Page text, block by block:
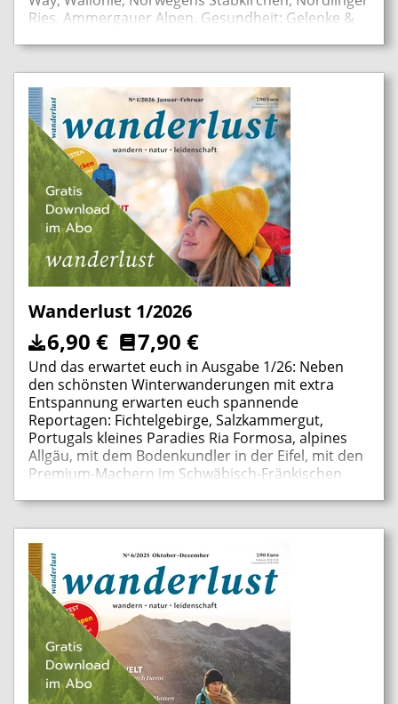
Ries, Ammergauer Alpen. Gesundheit: Gelenke &
Höhenangst überwinden, was ist Nature
Journaling? TEST: Wanderschuhe,
Kompressionssocken, Plus Special: 48 Seiten
Weinwandern u.v.m.
Wanderlust 1/2026
6,90 € 7,90 €
Und das erwartet euch in Ausgabe 1/26: Neben
den schönsten Winterwanderungen mit extra
Entspannung erwarten euch spannende
Reportagen: Fichtelgebirge, Salzkammergut,
Portugals kleines Paradies Ria Formosa, alpines
Allgäu, mit dem Bodenkundler in der Eifel, mit den
Premium-Machern im Schwäbisch-Fränkischen
Winterjacken! Plus Special: 56 Seiten Langlauf
u.v.m.